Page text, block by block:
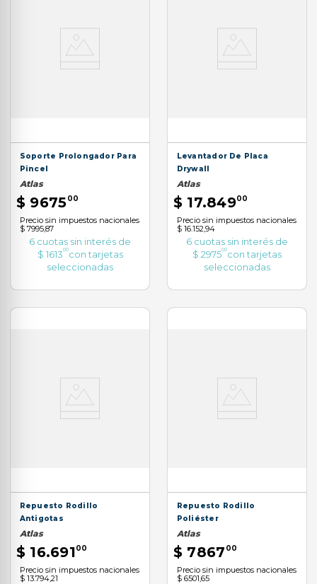
Soporte Prolongador Para
Pincel
Atlas
$ 967500
Precio sin impuestos nacionales
$ 7995,87
6 cuotas sin interés de
$ 161300con tarjetas
seleccionadas
Levantador De Placa
Drywall
Atlas
$ 17.84900
Precio sin impuestos nacionales
$ 16.152,94
6 cuotas sin interés de
$ 297500con tarjetas
seleccionadas
Repuesto Rodillo
Antigotas
Atlas
$ 16.69100
Precio sin impuestos nacionales
$ 13.794,21
Repuesto Rodillo
Poliéster
Atlas
$ 7867 00
Precio sin impuestos nacionales
$ 6501,65